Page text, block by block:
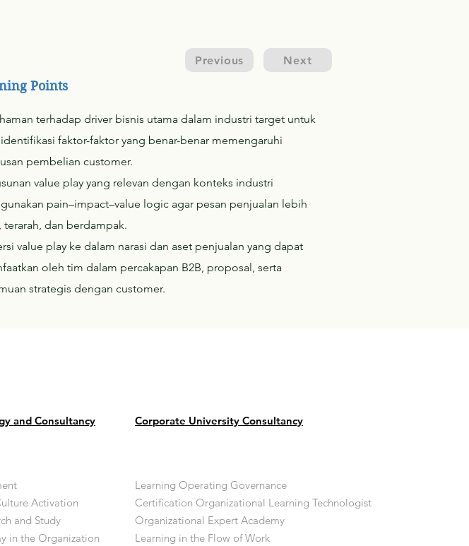
Previous Next
Points
terhadap driver bisnis utama dalam industri target untuk
faktor-faktor yang benar-benar memengaruhi
pembelian customer.
value play yang relevan dengan konteks industri
pain–impact–value logic agar pesan penjualan lebih
terarah, dan berdampak.
value play ke dalam narasi dan aset penjualan yang dapat
oleh tim dalam percakapan B2B, proposal, serta
strategis dengan customer.
and Consultancy
Activation
and Study
in the Organization
Corporate University Consultancy
Learning Operating Governance
Certification Organizational Learning Technologist
Organizational Expert Academy
Learning in the Flow of Work